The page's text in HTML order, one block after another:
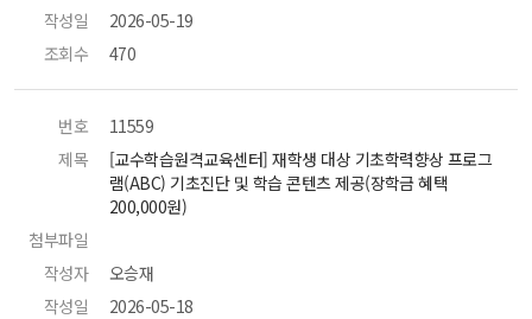
작성일
2026-05-19
조회수
470
번호
11559
제목
[교수학습원격교육센터] 재학생 대상 기초학력향상 프로그
램(ABC) 기초진단 및 학습 콘텐츠 제공(장학금 혜택
200,000원)
첨부파일
작성자
오승재
작성일
2026-05-18